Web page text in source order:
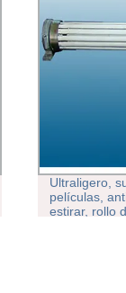
Ultraligero,
películas,
estirar, rollo